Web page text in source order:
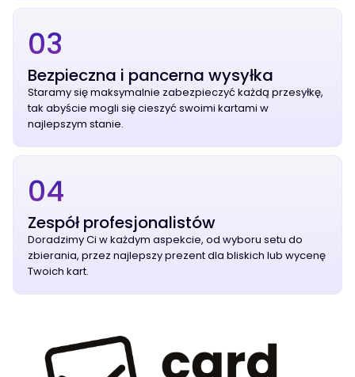
03
Bezpieczna i pancerna wysyłka
Staramy się maksymalnie zabezpieczyć każdą przesyłkę,
tak abyście mogli się cieszyć swoimi kartami w
najlepszym stanie.
04
Zespół profesjonalistów
Doradzimy Ci w każdym aspekcie, od wyboru setu do
zbierania, przez najlepszy prezent dla bliskich lub wycenę
Twoich kart.